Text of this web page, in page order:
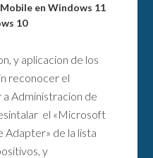
en Windows 11
10
y aplicacion de los
reconocer el
Administracion de
el «Microsoft
de la lista
y